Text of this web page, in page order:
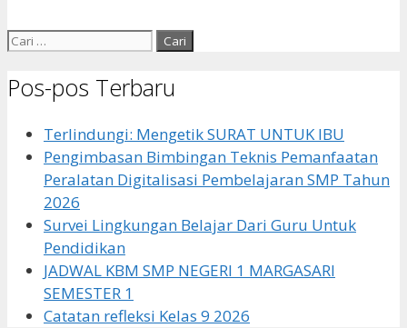
Cari
Pos-pos Terbaru
Terlindungi: Mengetik SURAT UNTUK IBU
Pengimbasan Bimbingan Teknis Pemanfaatan
Peralatan Digitalisasi Pembelajaran SMP Tahun
2026
Survei Lingkungan Belajar Dari Guru Untuk
Pendidikan
JADWAL KBM SMP NEGERI 1 MARGASARI
SEMESTER 1
Catatan refleksi Kelas 9 2026